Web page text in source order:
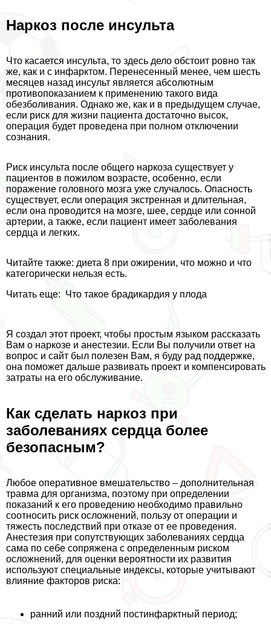
Наркоз после инсульта
Что касается инсульта, то здесь дело обстоит ровно так
же, как и с инфарктом. Перенесенный менее, чем шесть
месяцев назад инсульт является абсолютным
противопоказанием к применению такого вида
обезболивания. Однако же, как и в предыдущем случае,
если риск для жизни пациента достаточно высок,
операция будет проведена при полном отключении
сознания.
Риск инсульта после общего наркоза существует у
пациентов в пожилом возрасте, особенно, если
поражение головного мозга уже случалось. Опасность
существует, если операция экстренная и длительная,
если она проводится на мозге, шее, сердце или сонной
артерии, а также, если пациент имеет заболевания
сердца и легких.
Читайте также: диета 8 при ожирении, что можно и что
категорически нельзя есть.
Читать еще: Что такое брадикардия у плода
Я создал этот проект, чтобы простым языком рассказать
Вам о наркозе и анестезии. Если Вы получили ответ на
вопрос и сайт был полезен Вам, я буду рад поддержке,
она поможет дальше развивать проект и компенсировать
затраты на его обслуживание.
Как сделать наркоз при
заболеваниях сердца более
безопасным?
Любое оперативное вмешательство – дополнительная
травма для организма, поэтому при определении
показаний к его проведению необходимо правильно
соотносить риск осложнений, пользу от операции и
тяжесть последствий при отказе от ее проведения.
Анестезия при сопутствующих заболеваниях сердца
сама по себе сопряжена с определенным риском
осложнений, для оценки вероятности их развития
используют специальные индексы, которые учитывают
влияние факторов риска:
ранний или поздний постинфарктный период;